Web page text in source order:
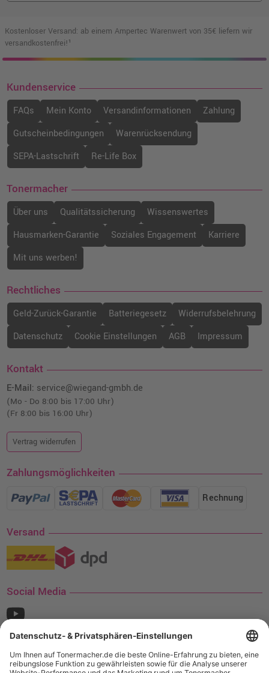
inkl. MwSt. zzgl. Versand
Kostenloser Versand: ab einem Ampertec Warenwert von 35€ liefern wir
versandkostenfrei!¹
Kundenservice
FAQs Mein Konto Versandinformationen
Zahlung
Gutscheinbedingungen
Warenrücksendung
SEPA-Lastschrift
Re-Life Box
Tonermacher
Über uns Qualitätssicherung
Wissenswertes
Hausmarken-Garantie
Soziales Engagement
Karriere
Mit uns werben!
Rechtliches
Geld-Zurück-Garantie Batteriegesetz
Widerrufsbelehrung
Datenschutz
Cookie Einstellungen AGB Impressum
Kontakt
E-Mail: service@wiegand-gmbh.de
(Mo - Do 8:00 bis 17:00 Uhr)
(Fr 8:00 bis 16:00 Uhr)
Vertrag widerrufen
Zahlungsmöglichkeiten
Rechnung
Versand
Social Media
¹ Nur gültig für den Versand innerhalb Deutschlands. Befindet sich ein Warenwert
von mindestens 35€ (inkl. Mwst.) an Ampertec Artikeln in Ihrem Warenkorb, ist der
Versand für Sie kostenfrei.